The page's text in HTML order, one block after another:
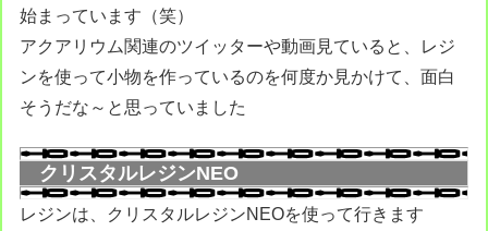
始まっています（笑）
アクアリウム関連のツイッターや動画見ていると、レジ
ンを使って小物を作っているのを何度か見かけて、面白
そうだな～と思っていました
クリスタルレジンNEO
レジンは、クリスタルレジンNEOを使って行きます